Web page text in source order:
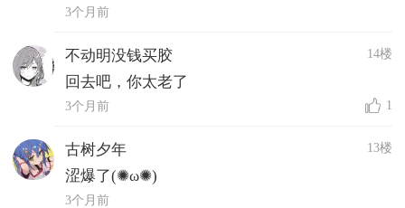
3个月前
不动明没钱买胶 14楼
回去吧，你太老了
3个月前 1
古树夕年 13楼
涩爆了(✺ω✺)
3个月前